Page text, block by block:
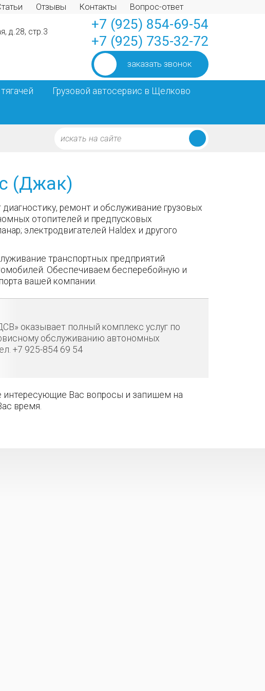
Отзывы Контакты Вопрос-ответ
д.28, стр.3
+7 (925) 854-69-54
+7 (925) 735-32-72
заказать звонок
Грузовой автосервис в Щелково
(Джак)
ремонт и обслуживание грузовых
отопителей и предпусковых
электродвигателей Haldex и другого
транспортных предприятий
Обеспечиваем бесперебойную и
вашей компании.
оказывает полный комплекс услуг по
обслуживанию автономных
+7 925-854 69 54
Вас вопросы и запишем на
время.